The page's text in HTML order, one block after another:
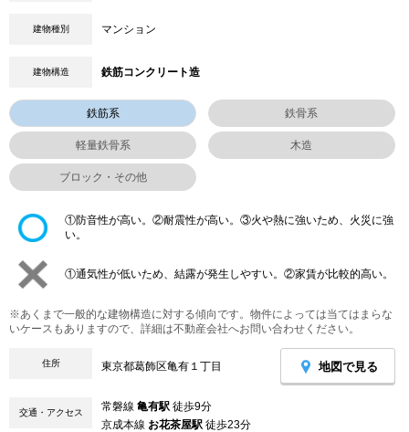
建物種別 マンション
建物構造 鉄筋コンクリート造
鉄筋系 鉄骨系
軽量鉄骨系 木造
ブロック・その他
①防音性が高い。②耐震性が高い。③火や熱に強いため、火災に強
い。
①通気性が低いため、結露が発生しやすい。②家賃が比較的高い。
※あくまで一般的な建物構造に対する傾向です。物件によっては当てはまらな
いケースもありますので、詳細は不動産会社へお問い合わせください。
住所 東京都葛飾区亀有１丁目 地図で見る
交通・アクセス 常磐線 亀有駅 徒歩9分
京成本線 お花茶屋駅 徒歩23分